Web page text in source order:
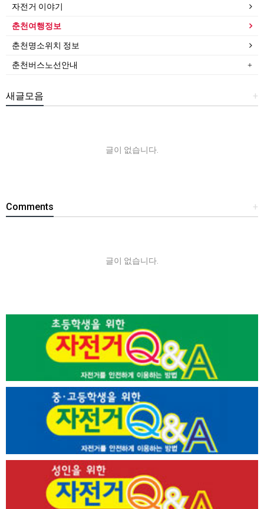
자전거 이야기
춘천여행정보
춘천명소위치 정보
춘천버스노선안내
+
새글모음
글이 없습니다.
+
Comments
글이 없습니다.